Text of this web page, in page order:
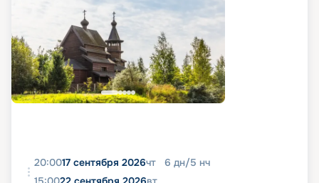
20:0017 сентября 2026чт 6 дн/5 нч